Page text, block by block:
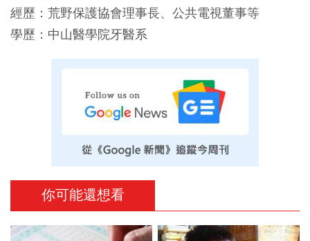
經歷：荒野保護協會理事長、公共電視董事等
學歷：中山醫學院牙醫系
你可能還想看